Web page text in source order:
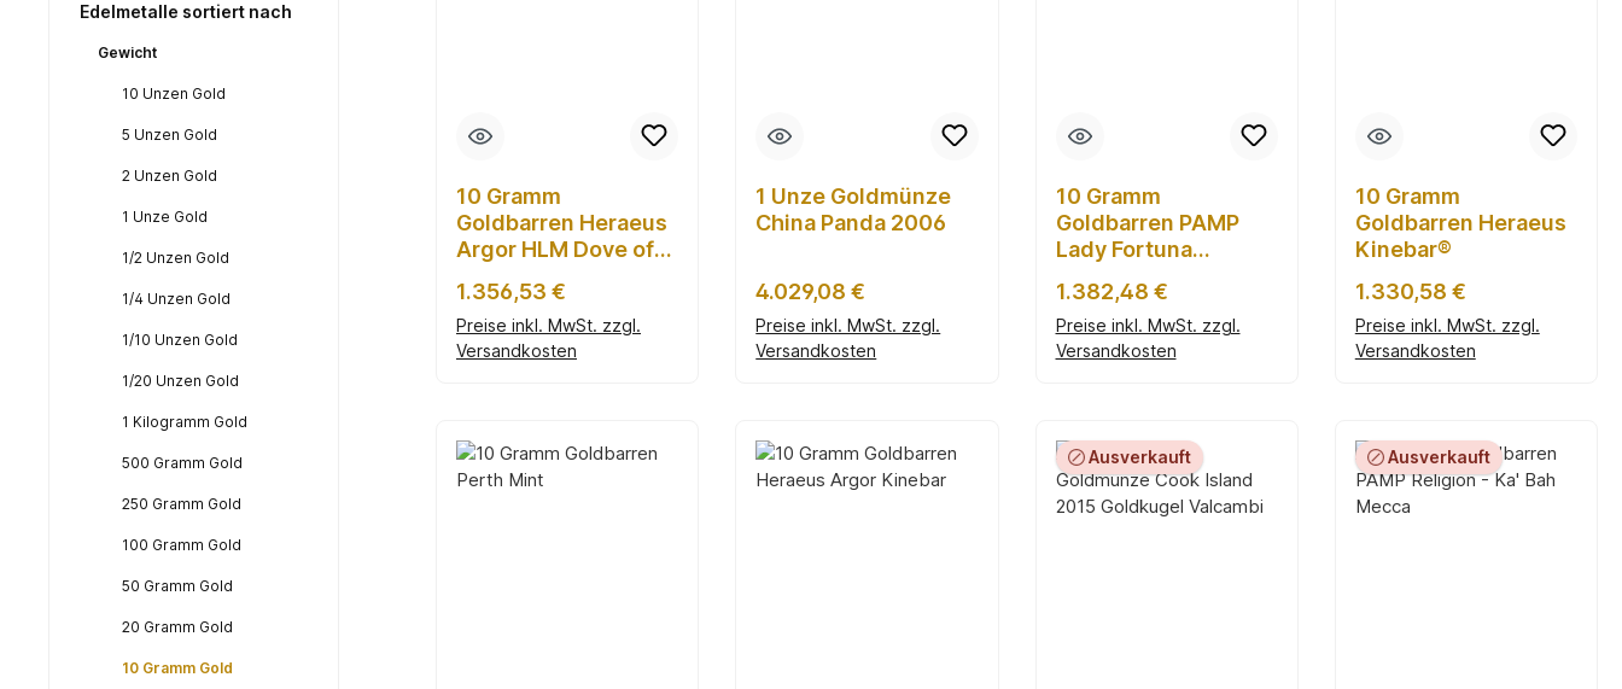
Edelmetalle sortiert nach
Gewicht
10 Unzen Gold
5 Unzen Gold
2 Unzen Gold
1 Unze Gold
1/2 Unzen Gold
1/4 Unzen Gold
1/10 Unzen Gold
1/20 Unzen Gold
1 Kilogramm Gold
500 Gramm Gold
250 Gramm Gold
100 Gramm Gold
50 Gramm Gold
20 Gramm Gold
10 Gramm Gold
10 Gramm
Goldbarren Heraeus
Argor HLM Dove of
Regulärer Preis:
1.356,53 €
Preise inkl. MwSt. zzgl.
Versandkosten
In den Warenkorb
1 Unze Goldmünze
China Panda 2006
Regulärer Preis:
4.029,08 €
Preise inkl. MwSt. zzgl.
Versandkosten
In den Warenkorb
10 Gramm
Goldbarren PAMP
Lady Fortuna
Regulärer Preis:
1.382,48 €
Preise inkl. MwSt. zzgl.
Versandkosten
In den Warenkorb
10 Gramm
Goldbarren Heraeus
Kinebar®
Regulärer Preis:
1.330,58 €
Preise inkl. MwSt. zzgl.
Versandkosten
In den Warenkorb
Ausverkauft Ausverkauft